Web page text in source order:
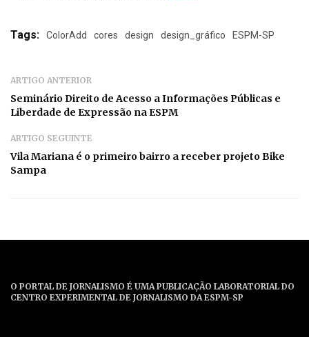
Tags: ColorAdd cores design design_gráfico ESPM-SP
ARTIGO ANTERIOR
Seminário Direito de Acesso a Informações Públicas e
Liberdade de Expressão na ESPM
ARTIGO SEGUINTE
Vila Mariana é o primeiro bairro a receber projeto Bike
Sampa
O PORTAL DE JORNALISMO É UMA PUBLICAÇÃO LABORATORIAL DO
CENTRO EXPERIMENTAL DE JORNALISMO DA ESPM-SP